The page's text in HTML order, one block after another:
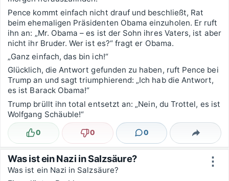
Pence kommt einfach nicht drauf und beschließt, Rat
beim ehemaligen Präsidenten Obama einzuholen. Er ruft
ihn an: „Mr. Obama – es ist der Sohn ihres Vaters, ist aber
nicht ihr Bruder. Wer ist es?“ fragt er Obama.
„Ganz einfach, das bin ich!“
Glücklich, die Antwort gefunden zu haben, ruft Pence bei
Trump an und sagt triumphierend: „Ich hab die Antwort,
es ist Barack Obama!“
Trump brüllt ihn total entsetzt an: „Nein, du Trottel, es ist
Wolfgang Schäuble!“
Lustig
0 Nicht lustig
0 0
Kommentare Teilen
⋮
Was ist ein Nazi in Salzsäure?
Was ist ein Nazi in Salzsäure?